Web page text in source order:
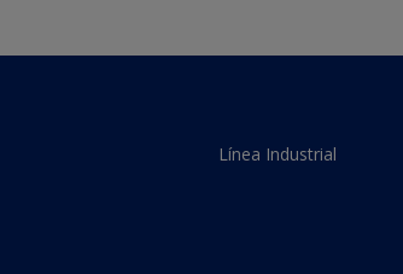
Línea Industrial